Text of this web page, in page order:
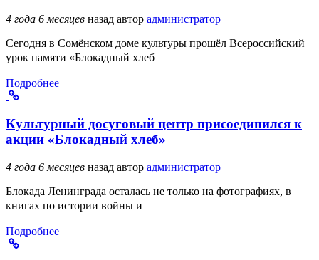
4 года 6 месяцев назад автор администратор
Сегодня в Сомёнском доме культуры прошёл Всероссийский
урок памяти «Блокадный хлеб
Подробнее
Культурный досуговый центр присоединился к
акции «Блокадный хлеб»
4 года 6 месяцев назад автор администратор
Блокада Ленинграда осталась не только на фотографиях, в
книгах по истории войны и
Подробнее